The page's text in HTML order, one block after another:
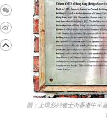
圖：上環必列者士街香港中華基